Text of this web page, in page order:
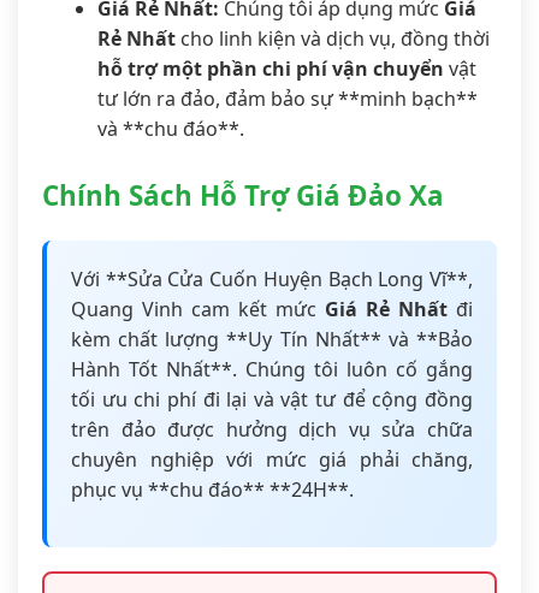
Giá Rẻ Nhất: Chúng tôi áp dụng mức Giá
Rẻ Nhấtcho linh kiện và dịch vụ, đồng thời
hỗ trợ một phần chi phí vận chuyển vật
tư lớn ra đảo, đảm bảo sự **minh bạch**
và **chu đáo**.
Chính Sách Hỗ Trợ Giá Đảo Xa
Với **Sửa Cửa Cuốn Huyện Bạch Long Vĩ**,
Quang Vinh cam kết mức Giá Rẻ Nhất đi
kèm chất lượng **Uy Tín Nhất** và **Bảo
Hành Tốt Nhất**. Chúng tôi luôn cố gắng
tối ưu chi phí đi lại và vật tư để cộng đồng
trên đảo được hưởng dịch vụ sửa chữa
chuyên nghiệp với mức giá phải chăng,
phục vụ **chu đáo** **24H**.